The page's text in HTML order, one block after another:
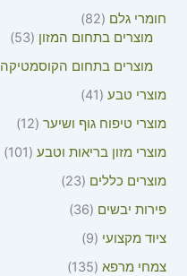
חומרי גלם
82
מוצרים בתחום המזון
53
מוצרים בתחום הקוסמטיקה
מוצרי טבע
41
מוצרי טיפוח גוף ושיער 12
מוצרי מזון בריאות וטבע
101
מוצרים כללים
23
פירות יבשים
36
ציוד מקצועי
9
צמחי מרפא 135